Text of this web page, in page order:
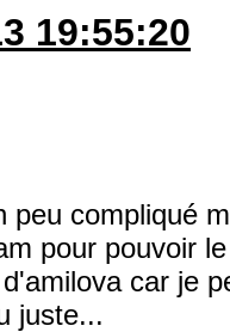
19:55:20
peu compliqué
pour pouvoir
car je
juste...